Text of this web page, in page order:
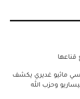
قناعها
ماثيو غديري يكشف
وحزب الله